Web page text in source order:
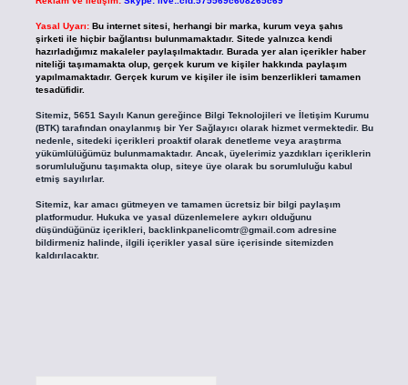
Yasal Uyarı: Bu internet sitesi, herhangi bir marka, kurum veya şahıs
şirketi ile hiçbir bağlantısı bulunmamaktadır. Sitede yalnızca kendi
hazırladığımız makaleler paylaşılmaktadır. Burada yer alan içerikler haber
niteliği taşımamakta olup, gerçek kurum ve kişiler hakkında paylaşım
yapılmamaktadır. Gerçek kurum ve kişiler ile isim benzerlikleri tamamen
tesadüfidir.
Sitemiz, 5651 Sayılı Kanun gereğince Bilgi Teknolojileri ve İletişim Kurumu
(BTK) tarafından onaylanmış bir Yer Sağlayıcı olarak hizmet vermektedir. Bu
nedenle, sitedeki içerikleri proaktif olarak denetleme veya araştırma
yükümlülüğümüz bulunmamaktadır. Ancak, üyelerimiz yazdıkları içeriklerin
sorumluluğunu taşımakta olup, siteye üye olarak bu sorumluluğu kabul
etmiş sayılırlar.
Sitemiz, kar amacı gütmeyen ve tamamen ücretsiz bir bilgi paylaşım
platformudur. Hukuka ve yasal düzenlemelere aykırı olduğunu
düşündüğünüz içerikleri, backlinkpanelicomtr@gmail.comadresine
bildirmeniz halinde, ilgili içerikler yasal süre içerisinde sitemizden
kaldırılacaktır.